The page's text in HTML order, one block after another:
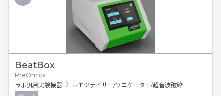
BeatBox
PreOmics
ラボ汎用実験機器
ホモジナイザー/ソニケーター/超音波破砕